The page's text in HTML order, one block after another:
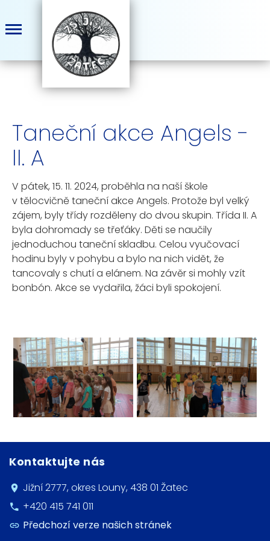
Taneční akce Angels -
II. A
V pátek, 15. 11. 2024, proběhla na naší škole
v tělocvičně taneční akce Angels. Protože byl velký
zájem, byly třídy rozděleny do dvou skupin. Třída II. A
byla dohromady se třeťáky. Děti se naučily
jednoduchou taneční skladbu. Celou vyučovací
hodinu byly v pohybu a bylo na nich vidět, že
tancovaly s chutí a elánem. Na závěr si mohly vzít
bonbón. Akce se vydařila, žáci byli spokojení.
Kontaktujte nás
Jižní 2777, okres Louny, 438 01 Žatec
+420 415 741 011
Předchozí verze našich stránek